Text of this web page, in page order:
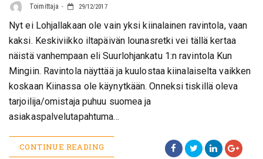
Toimittaja 29/12/2017
Nyt ei Lohjallakaan ole vain yksi kiinalainen ravintola, vaan
kaksi. Keskiviikko iltapäivän lounasretki vei tällä kertaa
näistä vanhempaan eli Suurlohjankatu 1:n ravintola Kun
Mingiin. Ravintola näyttää ja kuulostaa kiinalaiselta vaikken
koskaan Kiinassa ole käynytkään. Onneksi tiskillä oleva
tarjoilija/omistaja puhuu suomea ja
asiakaspalvelutapahtuma…
CONTINUE READING